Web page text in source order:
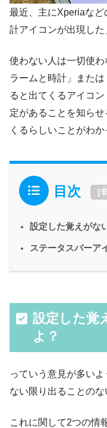
最近、主にXperiaな
計アイコンが出現した
使わない人は一切使
ラームと時計」また
ると出てくるアイコ
定があることを知ら
くるらしいことがわか
目次 [
設定した覚えがな
ステータスバーア
設定した覚
よ？
っていう意見が多い
ない限り出ることのな
これに関して2つの情